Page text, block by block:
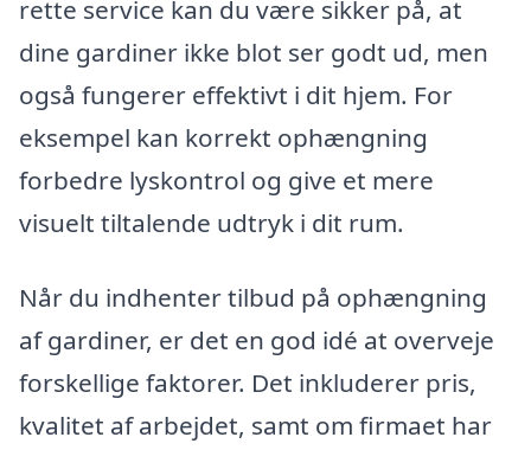
rette service kan du være sikker på, at
dine gardiner ikke blot ser godt ud, men
også fungerer effektivt i dit hjem. For
eksempel kan korrekt ophængning
forbedre lyskontrol og give et mere
visuelt tiltalende udtryk i dit rum.
Når du indhenter tilbud på ophængning
af gardiner, er det en god idé at overveje
forskellige faktorer. Det inkluderer pris,
kvalitet af arbejdet, samt om firmaet har